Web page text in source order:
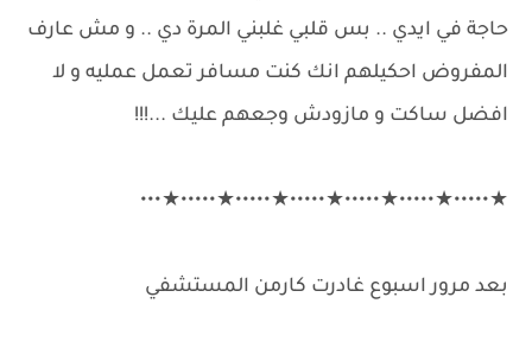
حاجة في ايدي .. بس قلبي غلبني المرة دي .. و مش عارف
المفروض احكيلهم انك كنت مسافر تعمل عمليه و لا
افضل ساكت و مازودش وجعهم عليك ...!!!
★•••••★•••••★•••••★•••••★•••••★•••••★•••
بعد مرور اسبوع غادرت كارمن المستشفي